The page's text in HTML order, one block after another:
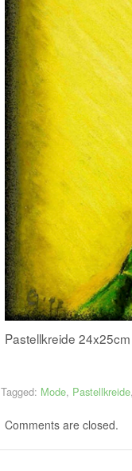
Pastellkreide 24x25cm
Tagged: Mode, Pastellkreide,
Comments are closed.